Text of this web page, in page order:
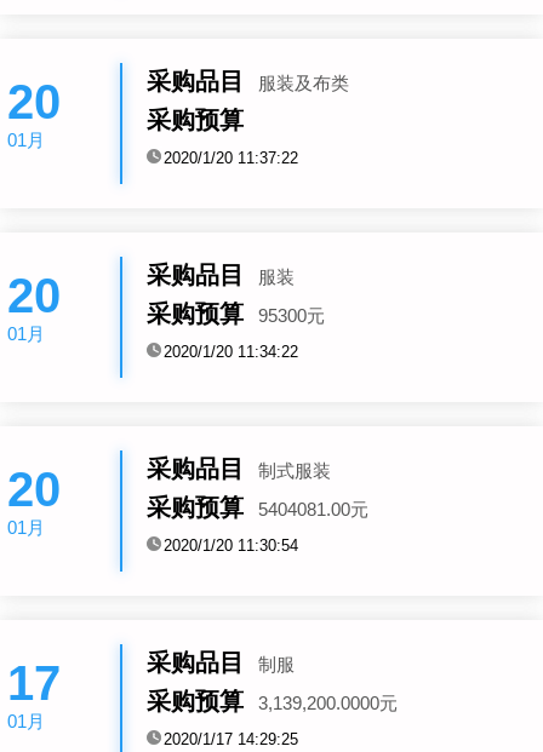
20
01月
采购品目 服装及布类
采购预算
2020/1/20 11:37:22
20
01月
采购品目 服装
采购预算 95300元
2020/1/20 11:34:22
20
01月
采购品目 制式服装
采购预算 5404081.00元
2020/1/20 11:30:54
17
01月
采购品目 制服
采购预算 3,139,200.0000元
2020/1/17 14:29:25